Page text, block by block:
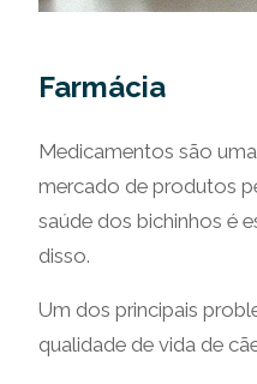
Farmácia
Medicamentos são
mercado de produtos
saúde dos bichinhos é
disso.
Um dos principais
qualidade de vida de